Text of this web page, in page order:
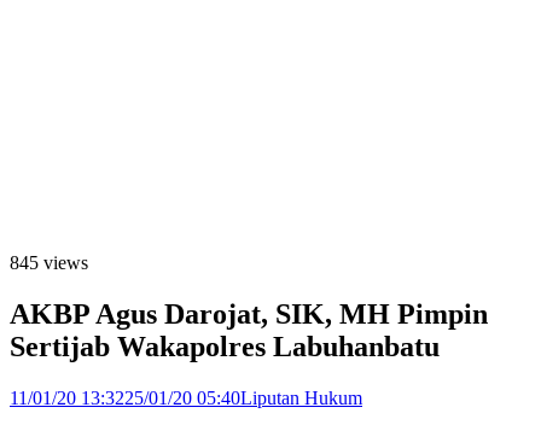
845 views
AKBP Agus Darojat, SIK, MH Pimpin
Sertijab Wakapolres Labuhanbatu
11/01/20 13:3225/01/20 05:40Liputan Hukum